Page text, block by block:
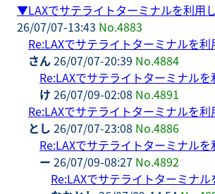
▼LAXでサテライトターミナルを利用
26/07/07-13:43 No.4883
Re:LAXでサテライトターミナルを
さん26/07/07-20:39 No.4884
Re:LAXでサテライトターミナル
け 26/07/09-02:08 No.4891
Re:LAXでサテライトターミナルを
とし 26/07/07-23:08 No.4886
Re:LAXでサテライトターミナル
ー 26/07/09-08:27 No.4892
Re:LAXでサテライトターミナ